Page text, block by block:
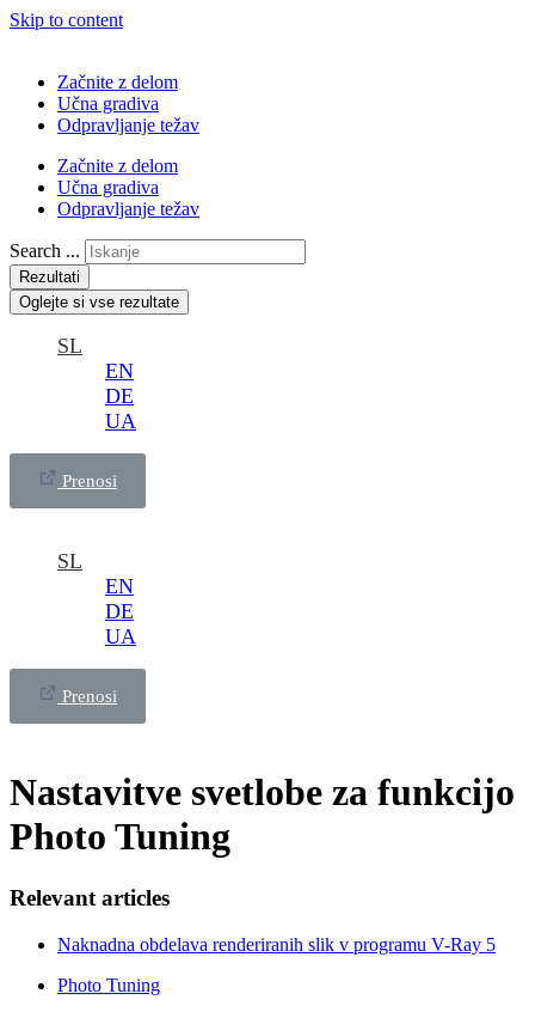
Skip to content
Začnite z delom
Učna gradiva
Odpravljanje težav
Začnite z delom
Učna gradiva
Odpravljanje težav
Search ...
Rezultati
Oglejte si vse rezultate
SL
EN
DE
UA
Prenosi
SL
EN
DE
UA
Prenosi
Nastavitve svetlobe za funkcijo
Photo Tuning
Relevant articles
Naknadna obdelava renderiranih slik v programu V-Ray 5
Photo Tuning